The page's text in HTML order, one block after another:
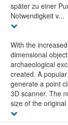
später zu einer
Notwendigkeit v...
With the
dimensional
archaeological
created. A
generate a point
3D scanner. The
size of the